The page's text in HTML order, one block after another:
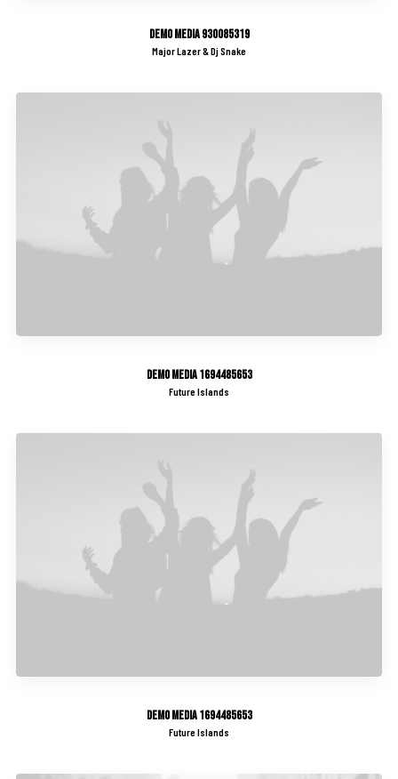
Demo media 930085319
Major Lazer & Dj Snake
Demo media 1694485653
Future Islands
Demo media 1694485653
Future Islands